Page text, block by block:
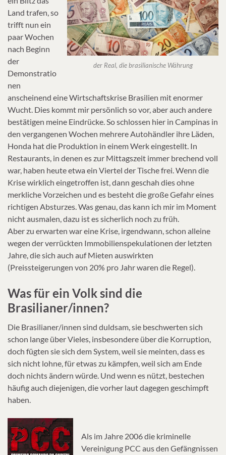
der Real, die brasilianische Währung
Land trafen, so
trifft nun ein
paar Wochen
nach Beginn
der
Demonstratio
nen
anscheinend eine Wirtschaftskrise Brasilien mit enormer
Wucht. Dies kommt mir persönlich so vor, aber auch andere
bestätigen meine Eindrücke. So schlossen hier in Campinas in
den vergangenen Wochen mehrere Autohändler ihre Läden,
Honda hat die Produktion in einem Werk eingestellt. In
Restaurants, in denen es zur Mittagszeit immer brechend voll
war, haben heute etwa ein Viertel der Tische frei. Wenn die
Krise wirklich eingetroffen ist, dann geschah dies ohne
merkliche Vorzeichen und es besteht die große Gefahr eines
richtigen Absturzes. Was genau, das kann ich mir im Moment
nicht ausmalen, dazu ist es sicherlich noch zu früh.
Aber zu erwarten war eine Krise, irgendwann, schon alleine
wegen der verrückten Immobilienspekulationen der letzten
Jahre, die sich auch auf Mieten auswirkten
(Preissteigerungen von 20% pro Jahr waren die Regel).
Was für ein Volk sind die
Brasilianer/innen?
Die Brasilianer/innen sind duldsam, sie beschwerten sich
schon lange über Vieles, insbesondere über die Korruption,
doch fügten sie sich dem System, weil sie meinten, dass es
sich nicht lohne, für etwas zu kämpfen, weil sich am Ende
doch nichts ändern würde. Und wenn es nützt, bestechen
häufig auch diejenigen, die vorher laut dagegen geschimpft
haben.
Als im Jahre 2006 die kriminelle
Vereinigung PCC aus den Gefängnissen